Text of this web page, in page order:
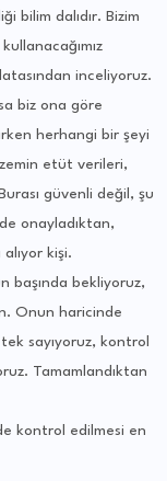
bilim dalıdır. Bizim
inceliyoruz.
biz ona göre
herhangi bir şeyi
etüt verileri,
güvenli değil, şu
onayladıktan,
kişi.
başında bekliyoruz,
Onun haricinde
sayıyoruz, kontrol
Tamamlandıktan
kontrol edilmesi en